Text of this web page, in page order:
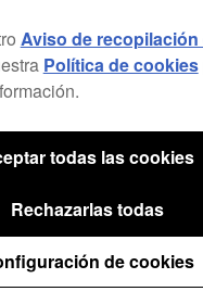
Aviso de recopilación
Política de cookies
de cookies
Rechazarlas todas
todas las cookies